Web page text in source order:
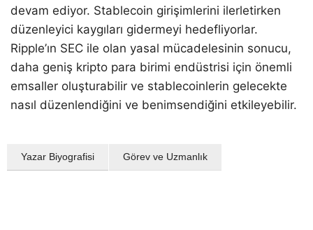
devam ediyor. Stablecoin girişimlerini ilerletirken
düzenleyici kaygıları gidermeyi hedefliyorlar.
Ripple’ın SEC ile olan yasal mücadelesinin sonucu,
daha geniş kripto para birimi endüstrisi için önemli
emsaller oluşturabilir ve stablecoinlerin gelecekte
nasıl düzenlendiğini ve benimsendiğini etkileyebilir.
Yazar Biyografisi Görev ve Uzmanlık